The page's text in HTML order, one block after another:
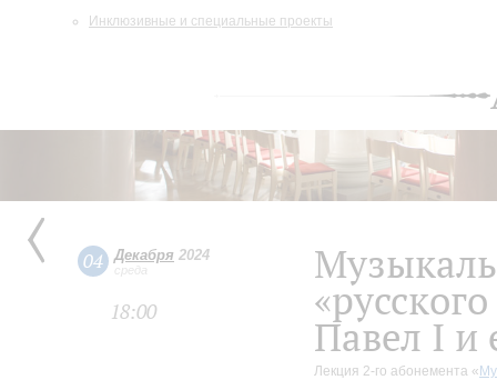
Инклюзивные и специальные проекты
04 Декабря 2024
среда
18:00 Павел I и
Лекция 2-го абонемента «